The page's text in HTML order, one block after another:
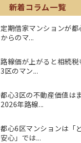
新着コラム一覧
定期借家マンションが
からのマ...
路線価が上がると相続
3区のマン...
都心3区の不動産価値は
2026年路線...
都心6区マンションは「
安心」では...